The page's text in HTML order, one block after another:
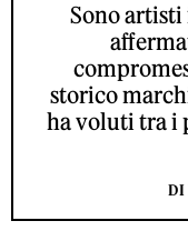
Sono
storico
ha voluti tra i
DI